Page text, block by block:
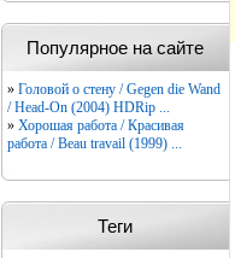
Популярное на сайте
» Головой о стену / Gegen die Wand
/ Head-On (2004) HDRip ...
» Хорошая работа / Красивая
работа / Beau travail (1999) ...
Теги